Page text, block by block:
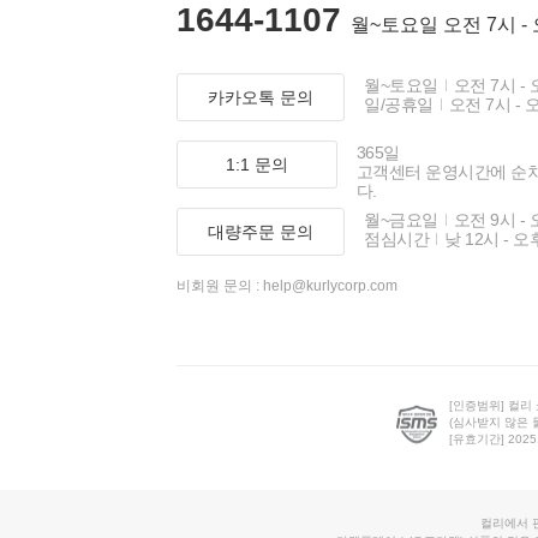
1644-1107 월~토요일 오전 7시 -
카카오톡 문의
월~토요일
오전 7시 -
일/공휴일
오전 7시 -
1:1 문의
365일
고객센터 운영시간에 순
다.
대량주문 문의
월~금요일
오전 9시 -
점심시간
낮 12시 - 오
비회원 문의 : help@kurlycorp.com
[인증범위] 컬리
(심사받지 않은
[유효기간]
컬리에서